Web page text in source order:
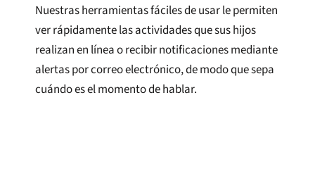
Nuestras herramientas fáciles de usar le permiten
ver rápidamente las actividades que sus hijos
realizan en línea o recibir notificaciones mediante
alertas por correo electrónico, de modo que sepa
cuándo es el momento de hablar.